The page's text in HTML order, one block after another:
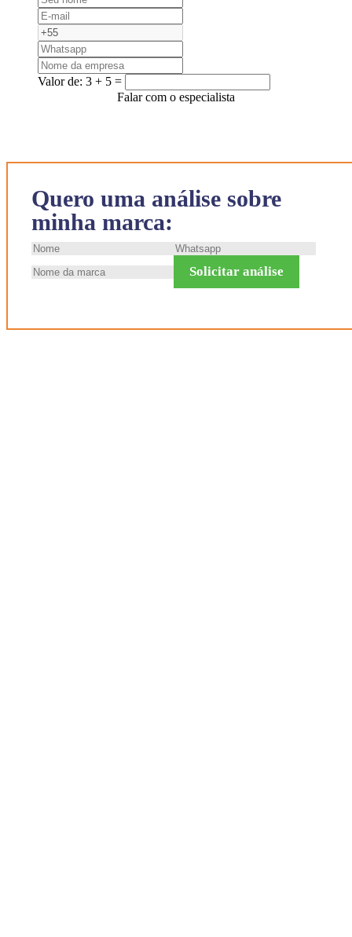
Quero uma análise sobre
minha marca:
Solicitar análise
Valor de: 3 + 5 =
Falar com o especialista